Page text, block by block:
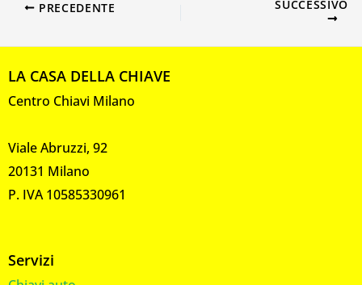
PRECEDENTE SUCCESSIVO
LA CASA DELLA CHIAVE
Centro Chiavi Milano
Viale Abruzzi, 92
20131 Milano
P. IVA 10585330961
Servizi